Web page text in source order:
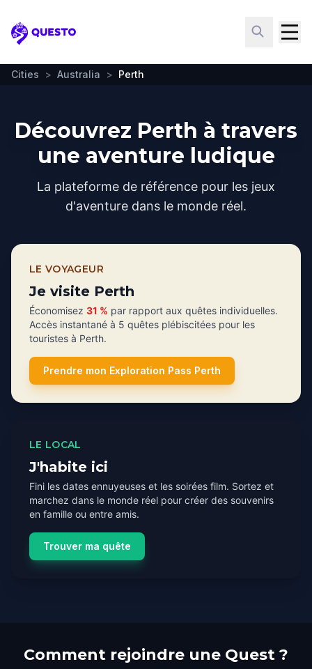
Questo
Cities > Australia > Perth
Découvrez Perth à travers
une aventure ludique
La plateforme de référence pour les jeux
d'aventure dans le monde réel.
LE VOYAGEUR
Je visite Perth
Économisez 31 % par rapport aux quêtes individuelles.
Accès instantané à 5 quêtes plébiscitées pour les
touristes à Perth.
Prendre mon Exploration Pass Perth
LE LOCAL
J'habite ici
Fini les dates ennuyeuses et les soirées film. Sortez et
marchez dans le monde réel pour créer des souvenirs
en famille ou entre amis.
Trouver ma quête
Comment rejoindre une Quest ?